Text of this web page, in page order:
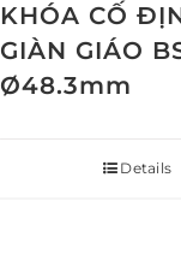
KHÓA CỐ
GIÀN GIÁO
Ø48.3mm
Details